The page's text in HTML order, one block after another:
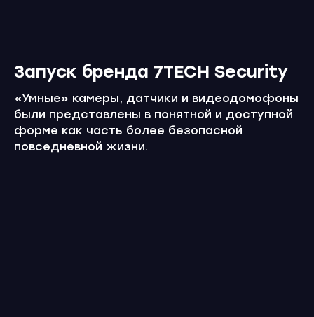
Запуск бренда 7TECH Security
«Умные» камеры, датчики и видеодомофоны
были представлены в понятной и доступной
форме как часть более безопасной
повседневной жизни.